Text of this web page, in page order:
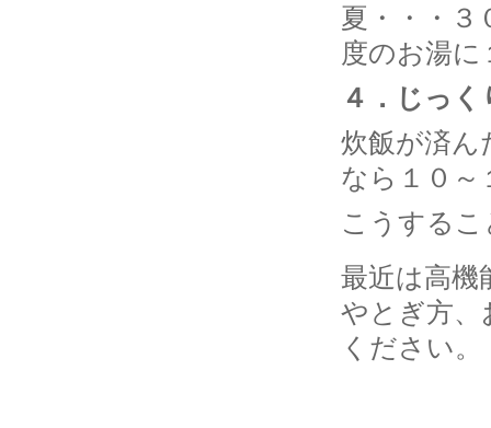
夏・・・
度のお湯に
４．じっ
炊飯が済ん
なら１０～
こうする
最近は高機
やとぎ方、
ください。